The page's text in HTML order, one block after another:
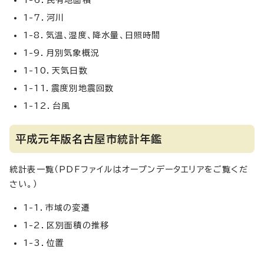
1-7．河川
1-8．気温、湿度、降水量、日照時間
1-9．月別気象概況
1-10．天気日数
1-11．震度別地震回数
1-12．台風
平成元年版名古屋市統計年鑑
統計表一覧（PDFファイルはオープンデータエリアをご覧くだ
さい。）
1-1．市域の変遷
1-2．区別面積の推移
1-3．位置